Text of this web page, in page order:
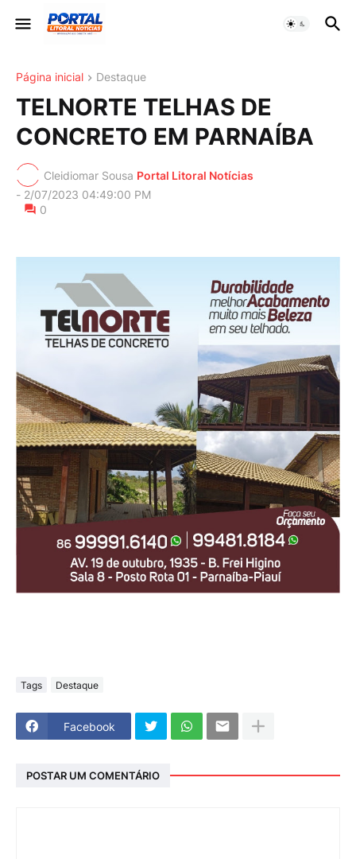
Página inicial Destaque
TELNORTE TELHAS DE
CONCRETO EM PARNAÍBA
Cleidiomar Sousa Portal Litoral Notícias
- 2/07/2023 04:49:00 PM
0
Tags Destaque
Facebook
POSTAR UM COMENTÁRIO